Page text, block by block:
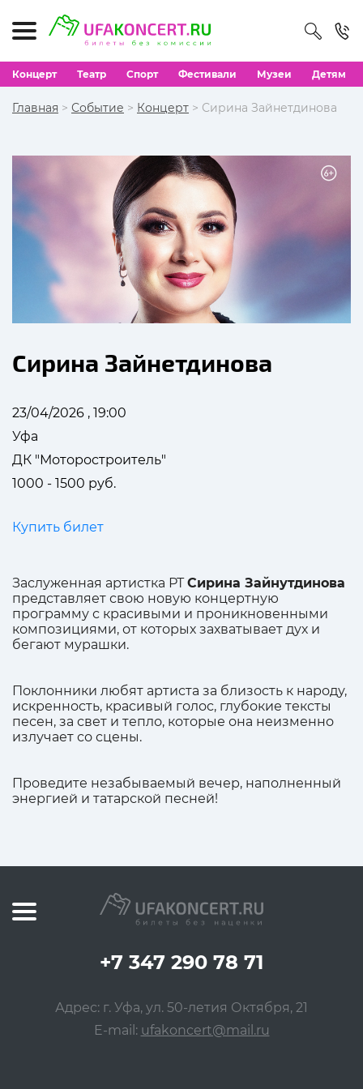
Концерт Театр Спорт Фестивали Музеи Детям
Главная > Событие > Концерт > Сирина Зайнетдинова
Сирина Зайнетдинова
23/04/2026 , 19:00
Уфа
ДК "Моторостроитель"
1000 - 1500 руб.
Купить билет
Заслуженная артистка РТСирина Зайнутдинова
представляет свою новую концертную
программу с красивыми и проникновенными
композициями, от которых захватывает дух и
бегают мурашки.
Поклонники любят артиста за близость к народу,
искренность, красивый голос, глубокие тексты
песен, за свет и тепло, которые она неизменно
излучает со сцены.
Проведите незабываемый вечер, наполненный
энергией и татарской песней!
+7 347 290 78 71
Адрес: г. Уфа, ул. 50-летия Октября, 21
E-mail: ufakoncert@mail.ru